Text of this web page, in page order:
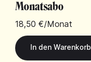
Monatsabo
18,50 €/Monat